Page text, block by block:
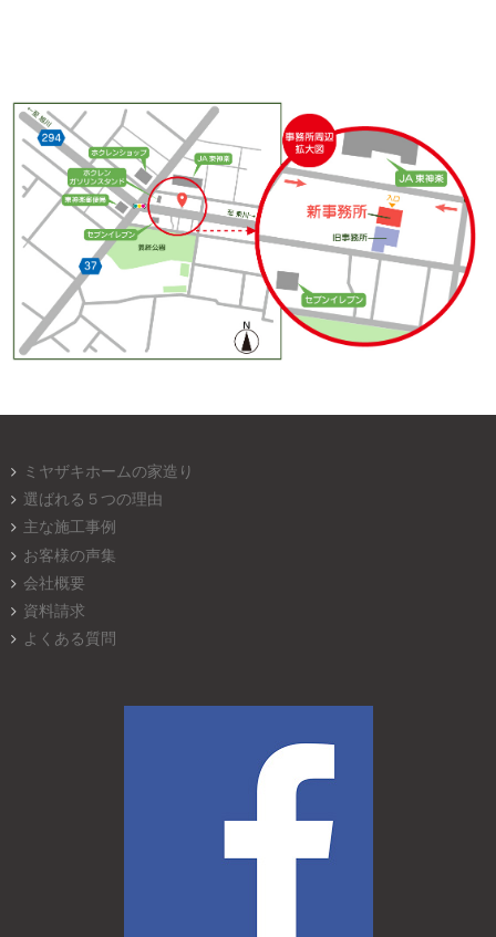
ミヤザキホームの家造り
選ばれる５つの理由
主な施工事例
お客様の声集
会社概要
資料請求
よくある質問